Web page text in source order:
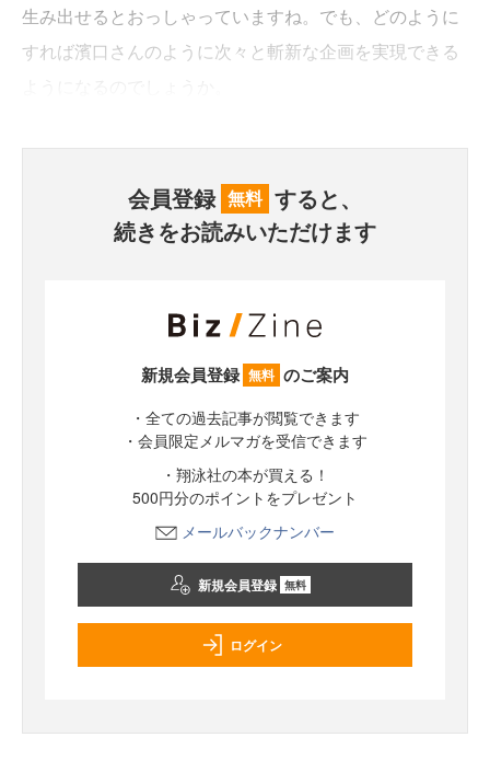
生み出せるとおっしゃっていますね。でも、どのように
すれば濱口さんのように次々と斬新な企画を実現できる
会員登録 無料 すると、
続きをお読みいただけます
新規会員登録 無料 のご案内
・全ての過去記事が閲覧できます
・会員限定メルマガを受信できます
・翔泳社の本が買える！
500円分のポイントをプレゼント
メールバックナンバー
新規会員登録 無料
ログイン